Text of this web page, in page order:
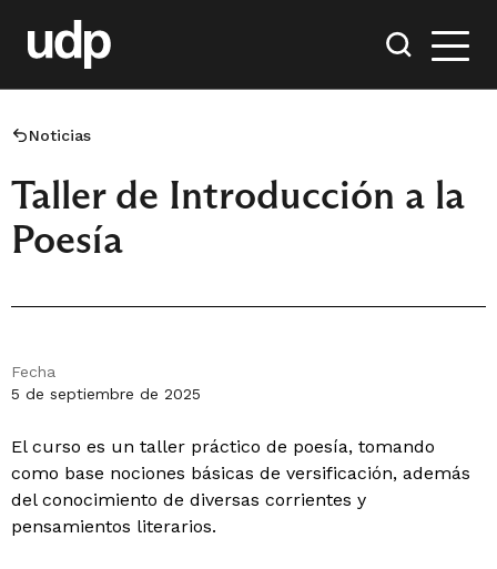
Noticias
Taller de Introducción a la
Poesía
Fecha
5 de septiembre de 2025
El curso es un taller práctico de poesía, tomando
como base nociones básicas de versificación, además
del conocimiento de diversas corrientes y
pensamientos literarios.